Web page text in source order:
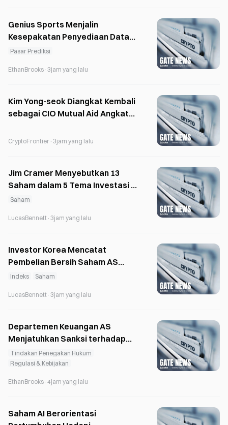
Genius Sports Menjalin
Kesepakatan Penyediaan Data
dengan Polymarket dan Kalshi di
Pasar Prediksi
EthanBrooks · 3jam yang lalu
Kim Yong-seok Diangkat Kembali
sebagai CIO Mutual Aid Angkatan
224%
CryptoFrontier · 3jam yang lalu
Jim Cramer Menyebutkan 13
Saham dalam 5 Tema Investasi di
Mad Money
Saham
LucasBennett · 3jam yang lalu
Investor Korea Mencatat
Pembelian Bersih Saham AS
Senilai US$4,6 Miliar saat KOSPI
Indeks Saham
LucasBennett · 3jam yang lalu
Departemen Keuangan AS
Menjatuhkan Sanksi terhadap
Bursa Kripto Iran Shelbit dan
Aban Tether atas Transfer Dana
Tindakan Penegakan Hukum
Regulasi & Kebijakan
EthanBrooks · 4jam yang lalu
Saham AI Berorientasi